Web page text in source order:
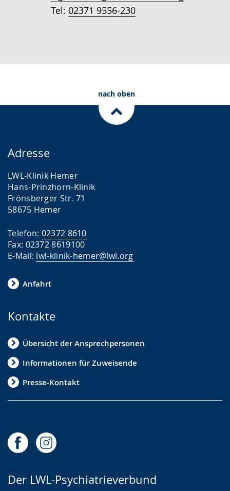
Tel: 02371 9556-230
nach oben
Adresse
LWL-Klinik Hemer
Hans-Prinzhorn-Klinik
Frönsberger Str. 71
58675 Hemer
Telefon: 02372 8610
Fax: 02372 8619100
E-Mail: lwl-klinik-hemer@lwl.org
Anfahrt
Kontakte
Übersicht der Ansprechpersonen
Informationen für Zuweisende
Presse-Kontakt
Der LWL-Psychiatrieverbund